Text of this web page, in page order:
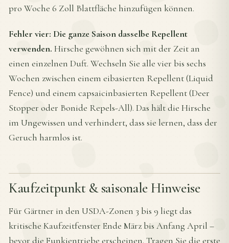
pro Woche 6 Zoll Blattfläche hinzufügen können.
Fehler vier: Die ganze Saison dasselbe Repellent
verwenden. Hirsche gewöhnen sich mit der Zeit an
einen einzelnen Duft. Wechseln Sie alle vier bis sechs
Wochen zwischen einem eibasierten Repellent (Liquid
Fence) und einem capsaicinbasierten Repellent (Deer
Stopper oder Bonide Repels-All). Das hält die Hirsche
im Ungewissen und verhindert, dass sie lernen, dass der
Geruch harmlos ist.
Kaufzeitpunkt & saisonale Hinweise
Für Gärtner in den USDA-Zonen 3 bis 9 liegt das
kritische Kaufzeitfenster Ende März bis Anfang April –
bevor die Funkientriebe erscheinen. Tragen Sie die erste